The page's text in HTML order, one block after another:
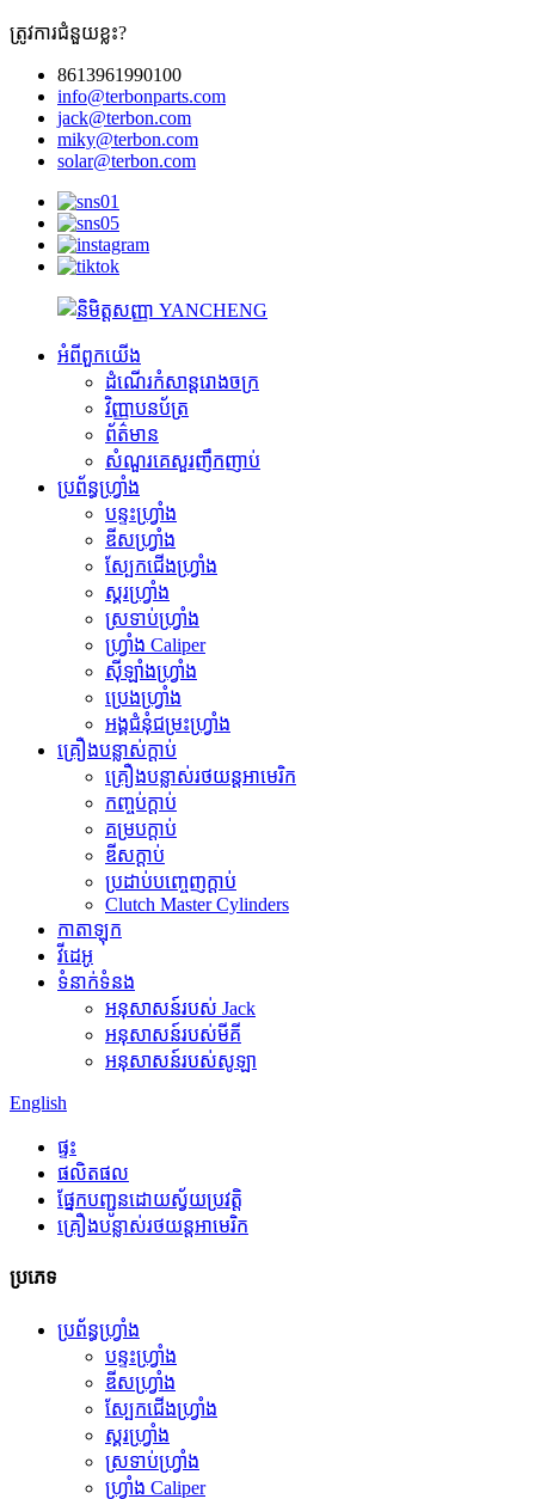
ត្រូវការជំនួយខ្លះ?
8613961990100
info@terbonparts.com
jack@terbon.com
miky@terbon.com
solar@terbon.com
អំពីពួកយើង
ដំណើរកំសាន្តរោងចក្រ
វិញ្ញាបនប័ត្រ
ព័ត៌មាន
សំណួរគេសួរញឹកញាប់
ប្រព័ន្ធហ្វ្រាំង
បន្ទះហ្វ្រាំង
ឌីសហ្វ្រាំង
ស្បែកជើងហ្វ្រាំង
ស្គរហ្វ្រាំង
ស្រទាប់ហ្វ្រាំង
ហ្វ្រាំង Caliper
ស៊ីឡាំងហ្វ្រាំង
ប្រេងហ្វ្រាំង
អង្គជំនុំជម្រះហ្វ្រាំង
គ្រឿងបន្លាស់ក្ដាប់
គ្រឿងបន្លាស់រថយន្តអាមេរិក
កញ្ចប់ក្ដាប់
គម្របក្ដាប់
ឌីសក្ដាប់
ប្រដាប់បញ្ចេញក្ដាប់
Clutch Master Cylinders
កាតាឡុក
វីដេអូ
ទំនាក់ទំនង
អនុសាសន៍របស់ Jack
អនុសាសន៍របស់មីគី
អនុសាសន៍របស់សូឡា
English
ផ្ទះ
ផលិតផល
ផ្នែកបញ្ជូនដោយស្វ័យប្រវត្តិ
គ្រឿងបន្លាស់រថយន្តអាមេរិក
ប្រភេទ
ប្រព័ន្ធហ្វ្រាំង
បន្ទះហ្វ្រាំង
ឌីសហ្វ្រាំង
ស្បែកជើងហ្វ្រាំង
ស្គរហ្វ្រាំង
ស្រទាប់ហ្វ្រាំង
ហ្វ្រាំង Caliper